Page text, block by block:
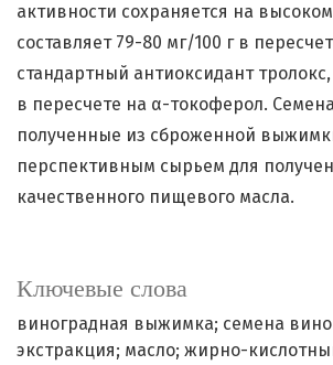
Ключевые слова
виноградная выжимка; семена
экстракция; масло; жирно-
активности сохраняется на
составляет 79-80 мг/100 г в
стандартный антиоксидант тролокс,
в пересчете на α-токоферол.
полученные из сброженной
перспективным сырьем для
качественного пищевого масла.